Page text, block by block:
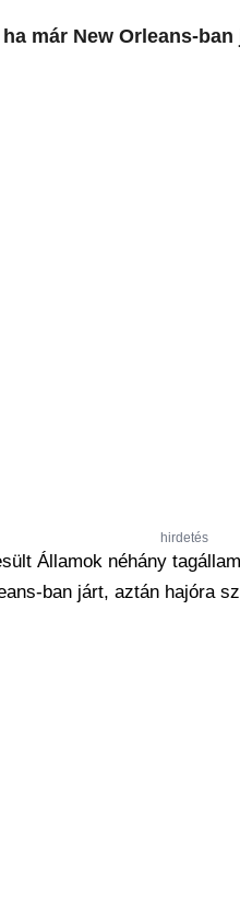
már New Orleans-
hirdetés
Államok néhány
ban járt, aztán hajóra